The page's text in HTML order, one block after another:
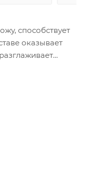
способствует
оказывает